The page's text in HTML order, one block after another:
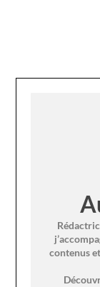
contenus